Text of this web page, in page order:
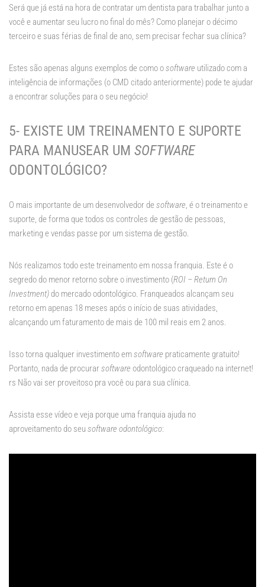
Será que já está na hora de contratar um dentista para trabalhar junto a
você e aumentar seu lucro no final do mês? Como planejar o décimo
terceiro e suas férias de final de ano, sem precisar fechar sua clínica?
Estes são apenas alguns exemplos de como osoftware utilizado com a
inteligência de informações (o CMD citado anteriormente) pode te ajudar
a encontrar soluções para o seu negócio!
5- EXISTE UM TREINAMENTO E SUPORTE
PARA MANUSEAR UM SOFTWARE
ODONTOLÓGICO?
O mais importante de um desenvolvedor desoftware, é o treinamento e
suporte, de forma que todos os controles de gestão de pessoas,
marketing e vendas passe por um sistema de gestão.
Nós realizamos todo este treinamento em nossa franquia. Este é o
segredo do menor retorno sobre o investimento (ROI – Return On
Investment) do mercado odontológico. Franqueados alcançam seu
retorno em apenas 18 meses após o início de suas atividades,
alcançando um faturamento de mais de 100 mil reais em 2 anos.
Isso torna qualquer investimento emsoftware praticamente gratuito!
Portanto, nada de procurar software odontológico craqueado na internet!
rs Não vai ser proveitoso pra você ou para sua clínica.
Assista esse vídeo e veja porque uma franquia ajuda no
aproveitamento do seu software odontológico: